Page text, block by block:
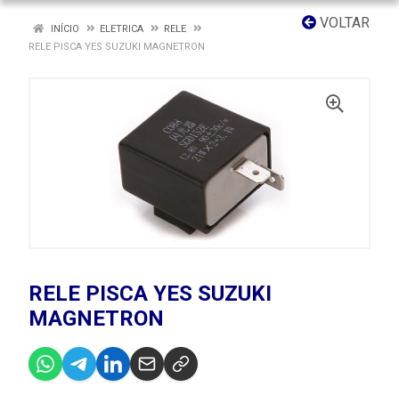
VOLTAR
INÍCIO ELETRICA
RELE
RELE PISCA YES SUZUKI MAGNETRON
RELE PISCA YES SUZUKI
MAGNETRON